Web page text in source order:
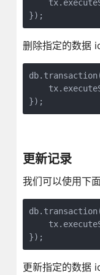
删除指定的数据
});
更新记录
我们可以使用下
更新指定的数据